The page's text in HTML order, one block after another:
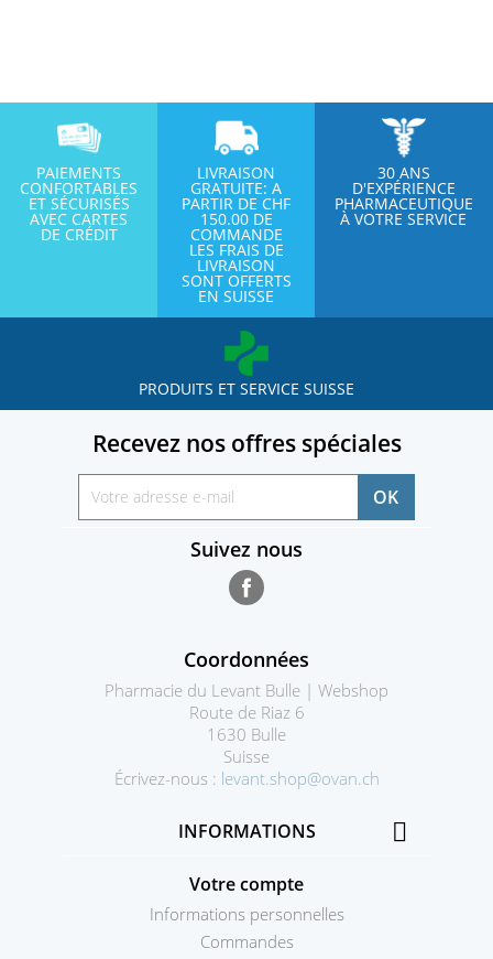
PAIEMENTS
CONFORTABLES
ET SÉCURISÉS
AVEC CARTES
DE CRÉDIT
LIVRAISON
GRATUITE: A
PARTIR DE CHF
150.00 DE
COMMANDE
LES FRAIS DE
LIVRAISON
SONT OFFERTS
EN SUISSE
30 ANS
D'EXPÉRIENCE
PHARMACEUTIQUE
À VOTRE SERVICE
PRODUITS ET SERVICE SUISSE
Recevez nos offres spéciales
Suivez nous
Coordonnées
Pharmacie du Levant Bulle | Webshop
Route de Riaz 6
1630 Bulle
Suisse
Écrivez-nous : levant.shop@ovan.ch
INFORMATIONS 
Votre compte
Informations personnelles
Commandes